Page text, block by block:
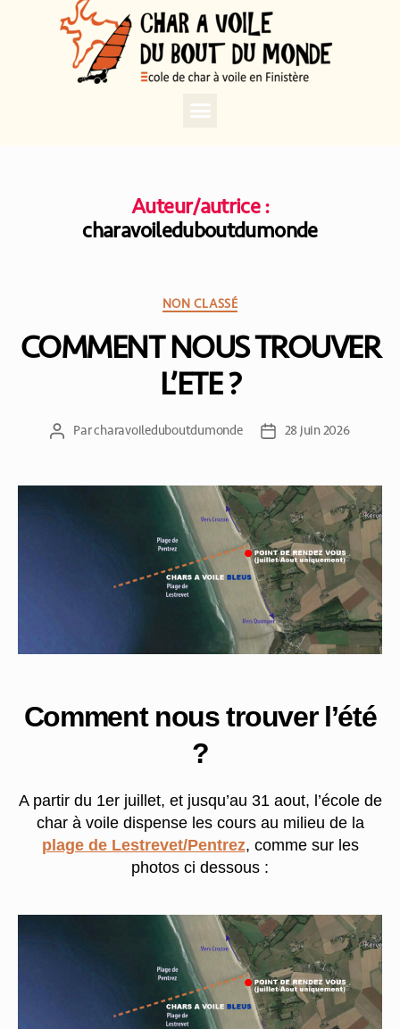
Auteur/autrice :
charavoileduboutdumonde
NON CLASSÉ
COMMENT NOUS TROUVER
L’ETE ?
Parcharavoileduboutdumonde 28 juin 2026
Comment nous trouver l’été
?
A partir du 1er juillet, et jusqu’au 31 aout, l’école de
char à voile dispense les cours au milieu de la
plage de Lestrevet/Pentrez, comme sur les
photos ci dessous :